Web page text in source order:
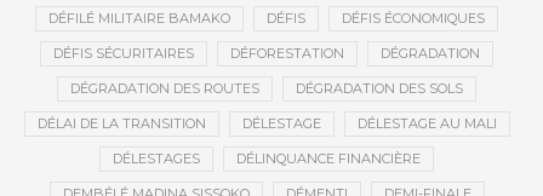
DÉFILÉ MILITAIRE BAMAKO DÉFIS DÉFIS ÉCONOMIQUES
DÉFIS SÉCURITAIRES DÉFORESTATION DÉGRADATION
DÉGRADATION DES ROUTES DÉGRADATION DES SOLS
DÉLAI DE LA TRANSITION DÉLESTAGE DÉLESTAGE AU MALI
DÉLESTAGES DÉLINQUANCE FINANCIÈRE